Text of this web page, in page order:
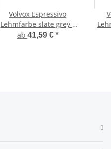
Volvox Espressivo
Lehmfarbe slate grey -
097
ab 41,59 € *